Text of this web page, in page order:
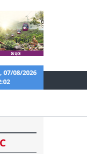
07/08/2026